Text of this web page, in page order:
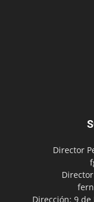
Director
Dirección: 9 de